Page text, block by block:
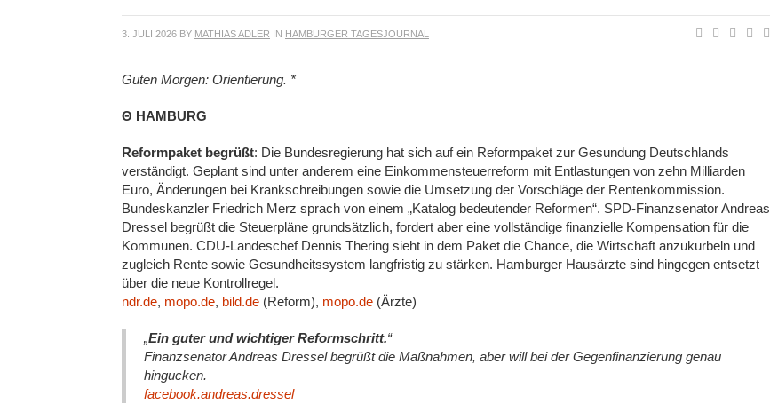
3. JULI 2026 BY MATHIAS ADLER IN HAMBURGER TAGESJOURNAL
Guten Morgen: Orientierung. *
Θ HAMBURG
Reformpaket begrüßt: Die Bundesregierung hat sich auf ein Reformpaket zur Gesundung Deutschlands
verständigt. Geplant sind unter anderem eine Einkommensteuerreform mit Entlastungen von zehn Milliarden
Euro, Änderungen bei Krankschreibungen sowie die Umsetzung der Vorschläge der Rentenkommission.
Bundeskanzler Friedrich Merz sprach von einem „Katalog bedeutender Reformen“. SPD-Finanzsenator Andreas
Dressel begrüßt die Steuerpläne grundsätzlich, fordert aber eine vollständige finanzielle Kompensation für die
Kommunen. CDU-Landeschef Dennis Thering sieht in dem Paket die Chance, die Wirtschaft anzukurbeln und
zugleich Rente sowie Gesundheitssystem langfristig zu stärken. Hamburger Hausärzte sind hingegen entsetzt
über die neue Kontrollregel.
ndr.de, mopo.de, bild.de (Reform), mopo.de (Ärzte)
„Ein guter und wichtiger Reformschritt.“
Finanzsenator Andreas Dressel begrüßt die Maßnahmen, aber will bei der Gegenfinanzierung genau
hingucken.
facebook.andreas.dressel